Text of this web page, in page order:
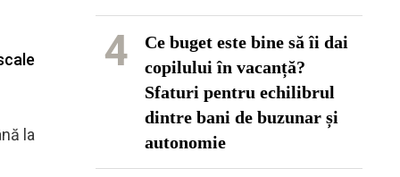
la
4
Ce buget este bine să îi dai
copilului în vacanță?
Sfaturi pentru echilibrul
dintre bani de buzunar și
autonomie